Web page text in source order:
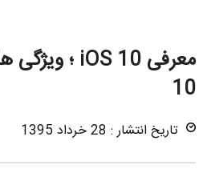
10
تاریخ انتشار : 28 خرداد 1395